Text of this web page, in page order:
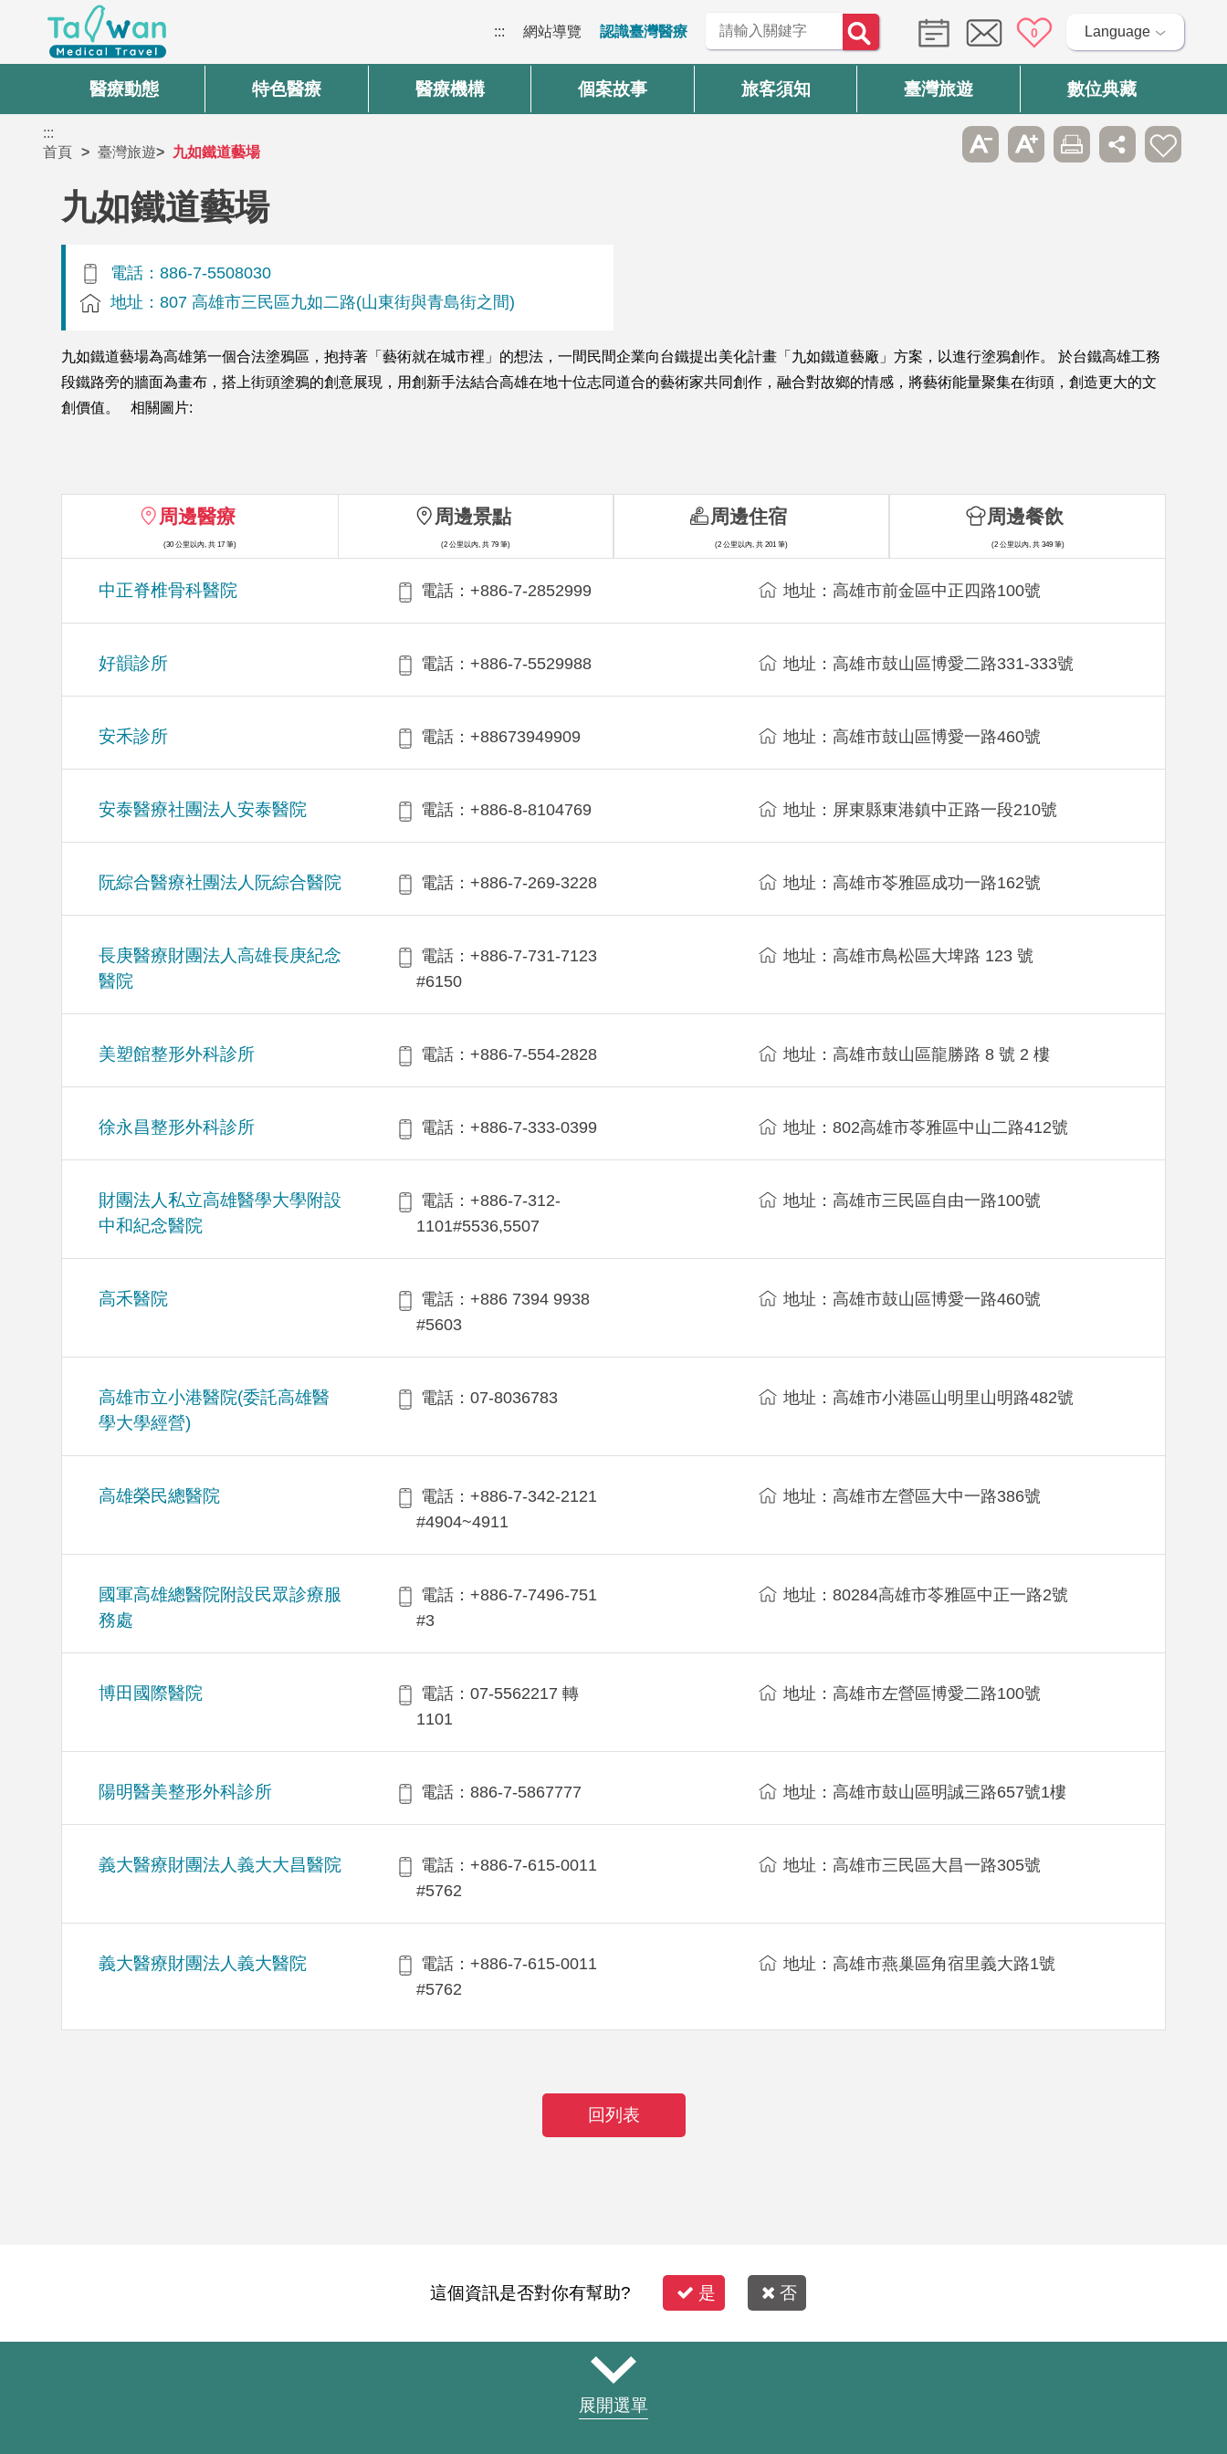
::: 網站導覽 認識臺灣醫療 0 Language
醫療動態 特色醫療 醫療機構 個案故事 旅客須知 臺灣旅遊 數位典藏
:::
首頁
臺灣旅遊 九如鐵道藝場
九如鐵道藝場
電話：886-7-5508030
地址：807 高雄市三民區九如二路(山東街與青島街之間)
九如鐵道藝場為高雄第一個合法塗鴉區，抱持著「藝術就在城市裡」的想法，一間民間企業向台鐵提出美化計畫「九如鐵道藝廠」方案，以進行塗鴉創作。 於台鐵高雄工務
段鐵路旁的牆面為畫布，搭上街頭塗鴉的創意展現，用創新手法結合高雄在地十位志同道合的藝術家共同創作，融合對故鄉的情感，將藝術能量聚集在街頭，創造更大的文
創價值。 相關圖片:
周邊醫療
(30 公里以內, 共 17 筆)
中正脊椎骨科醫院 電話：+886-7-2852999 地址：高雄市前金區中正四路100號
好韻診所 電話：+886-7-5529988 地址：高雄市鼓山區博愛二路331-333號
安禾診所 電話：+88673949909 地址：高雄市鼓山區博愛一路460號
安泰醫療社團法人安泰醫院 電話：+886-8-8104769 地址：屏東縣東港鎮中正路一段210號
阮綜合醫療社團法人阮綜合醫院 電話：+886-7-269-3228 地址：高雄市苓雅區成功一路162號
長庚醫療財團法人高雄長庚紀念
醫院
電話：+886-7-731-7123
#6150
地址：高雄市鳥松區大埤路 123 號
美塑館整形外科診所 電話：+886-7-554-2828 地址：高雄市鼓山區龍勝路 8 號 2 樓
徐永昌整形外科診所 電話：+886-7-333-0399 地址：802高雄市苓雅區中山二路412號
財團法人私立高雄醫學大學附設
中和紀念醫院
電話：+886-7-312-
1101#5536,5507
地址：高雄市三民區自由一路100號
高禾醫院
電話：+886 7394 9938
#5603
地址：高雄市鼓山區博愛一路460號
高雄市立小港醫院(委託高雄醫
學大學經營)
電話：07-8036783 地址：高雄市小港區山明里山明路482號
高雄榮民總醫院
電話：+886-7-342-2121
#4904~4911
地址：高雄市左營區大中一路386號
國軍高雄總醫院附設民眾診療服
務處
電話：+886-7-7496-751
#3
地址：80284高雄市苓雅區中正一路2號
博田國際醫院
電話：07-5562217 轉
1101
地址：高雄市左營區博愛二路100號
陽明醫美整形外科診所 電話：886-7-5867777 地址：高雄市鼓山區明誠三路657號1樓
義大醫療財團法人義大大昌醫院
電話：+886-7-615-0011
#5762
地址：高雄市三民區大昌一路305號
義大醫療財團法人義大醫院
電話：+886-7-615-0011
#5762
地址：高雄市燕巢區角宿里義大路1號
周邊景點
(2 公里以內, 共 79 筆)
周邊住宿
(2 公里以內, 共 201 筆)
周邊餐飲
(2 公里以內, 共 349 筆)
回列表
這個資訊是否對你有幫助? 是 否
展開選單